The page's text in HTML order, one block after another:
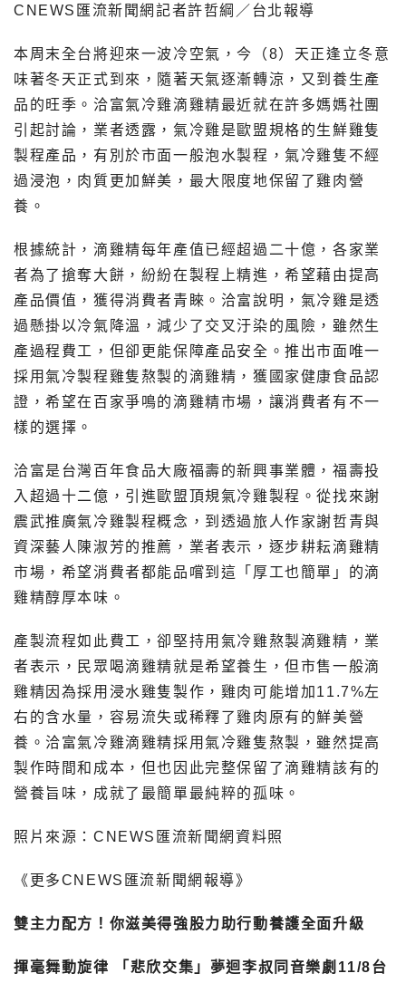
CNEWS匯流新聞網記者許哲綱／台北報導
本周末全台將迎來一波冷空氣，今（8）天正逢立冬意
味著冬天正式到來，隨著天氣逐漸轉涼，又到養生產
品的旺季。洽富氣冷雞滴雞精最近就在許多媽媽社團
引起討論，業者透露，氣冷雞是歐盟規格的生鮮雞隻
製程產品，有別於市面一般泡水製程，氣冷雞隻不經
過浸泡，肉質更加鮮美，最大限度地保留了雞肉營
養。
根據統計，滴雞精每年產值已經超過二十億，各家業
者為了搶奪大餅，紛紛在製程上精進，希望藉由提高
產品價值，獲得消費者青睞。洽富說明，氣冷雞是透
過懸掛以冷氣降溫，減少了交叉汙染的風險，雖然生
產過程費工，但卻更能保障產品安全。推出市面唯一
採用氣冷製程雞隻熬製的滴雞精，獲國家健康食品認
證，希望在百家爭鳴的滴雞精市場，讓消費者有不一
樣的選擇。
洽富是台灣百年食品大廠福壽的新興事業體，福壽投
入超過十二億，引進歐盟頂規氣冷雞製程。從找來謝
震武推廣氣冷雞製程概念，到透過旅人作家謝哲青與
資深藝人陳淑芳的推薦，業者表示，逐步耕耘滴雞精
市場，希望消費者都能品嚐到這「厚工也簡單」的滴
雞精醇厚本味。
產製流程如此費工，卻堅持用氣冷雞熬製滴雞精，業
者表示，民眾喝滴雞精就是希望養生，但市售一般滴
雞精因為採用浸水雞隻製作，雞肉可能增加11.7%左
右的含水量，容易流失或稀釋了雞肉原有的鮮美營
養。洽富氣冷雞滴雞精採用氣冷雞隻熬製，雖然提高
製作時間和成本，但也因此完整保留了滴雞精該有的
營養旨味，成就了最簡單最純粹的孤味。
照片來源：CNEWS匯流新聞網資料照
《更多CNEWS匯流新聞網報導》
雙主力配方！你滋美得強股力助行動養護全面升級
揮毫舞動旋律 「悲欣交集」夢迴李叔同音樂劇11/8台